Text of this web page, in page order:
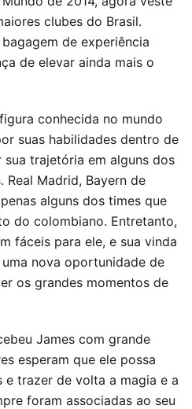
clubes do Brasil.
de experiência
de elevar ainda mais o
conhecida no mundo
suas habilidades dentro de
trajetória em alguns dos
Real Madrid, Bayern de
alguns dos times que
do colombiano. Entretanto,
fáceis para ele, e sua vinda
nova oportunidade de
os grandes momentos de
James com grande
esperam que ele possa
e trazer de volta a magia e a
foram associadas ao seu